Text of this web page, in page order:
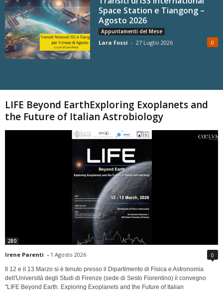
Space Station e Tiangong –
Agosto 2026
Appuntamenti del Mese
Lara Fossi - 27 Luglio 2026 0
LIFE Beyond EarthExploring Exoplanets and
the Future of Italian Astrobiology
280
Irene Parenti - 1 Agosto 2026 0
Il 12 e il 13 Marzo si è tenuto presso il Dipartimento di Fisica e Astronomia
dell'Università degli Studi di Firenze (sede di Sesto Fiorentino) il convegno
"LIFE Beyond Earth. Exploring Exoplanets and the Future of Italian